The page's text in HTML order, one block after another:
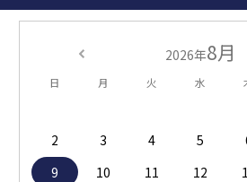
2026年8月
日 月 火 水
2
3 4 5
9
10 11 12